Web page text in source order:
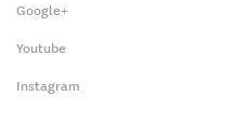
Google+
Youtube
Instagram